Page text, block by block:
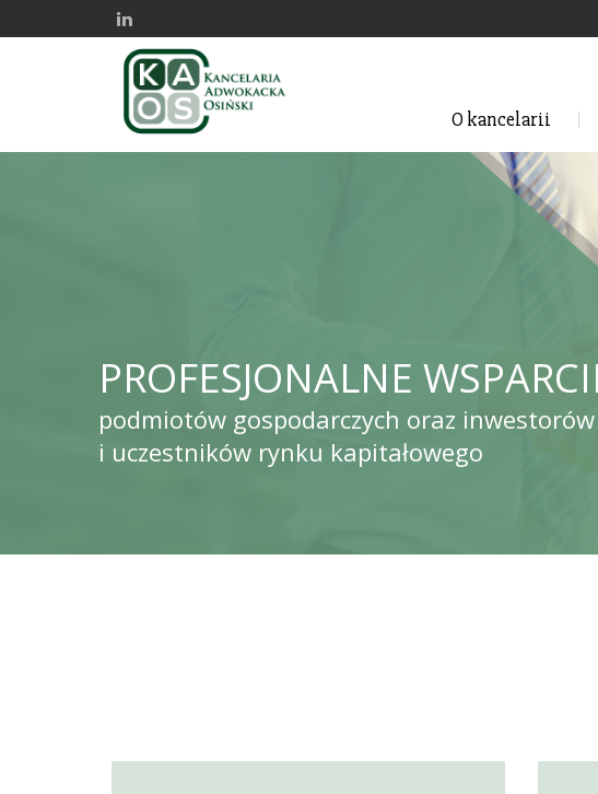
O kancelarii
PROFESJONALNE
podmiotów gospodarczych oraz inwestorów
i uczestników rynku kapitałowego